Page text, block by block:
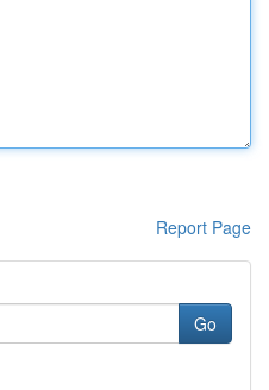
Report Page
Go